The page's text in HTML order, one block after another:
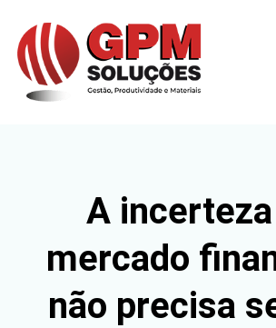
A
mercado
não precisa